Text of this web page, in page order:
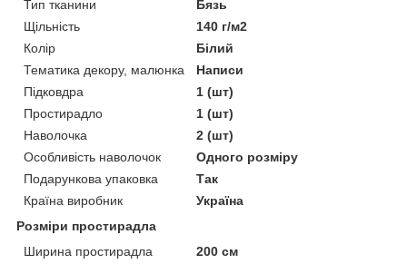
Тип тканини
Бязь
Щільність
140 г/м2
Колір
Білий
Тематика декору, малюнка
Написи
Підковдра
1 (шт)
Простирадло
1 (шт)
Наволочка
2 (шт)
Особливість наволочок
Одного розміру
Подарункова упаковка
Так
Країна виробник
Україна
Розміри простирадла
Ширина простирадла
200 см